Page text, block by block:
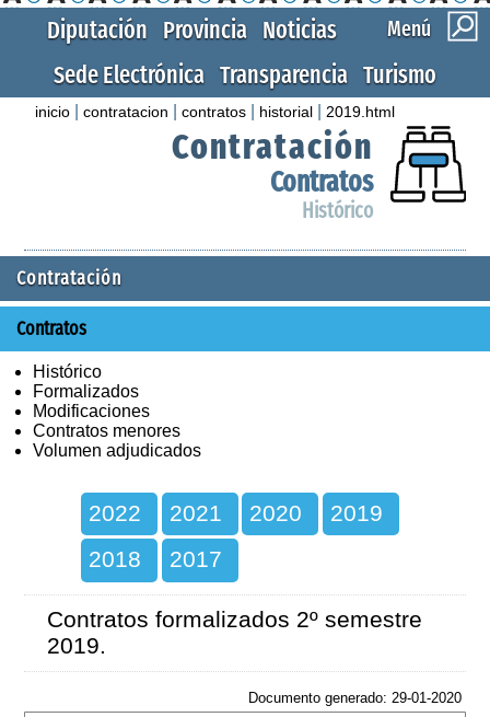
Menú
Diputación Provincia Noticias
Sede Electrónica Transparencia Turismo
inicio |contratacion |contratos historial 2019.html
Contratación
Contratos
Histórico
Contratación
Contratos
Histórico
Formalizados
Modificaciones
Contratos menores
Volumen adjudicados
2022 2021 2020
2019
2018
2017
Contratos formalizados 2º semestre
2019.
Documento generado: 29-01-2020